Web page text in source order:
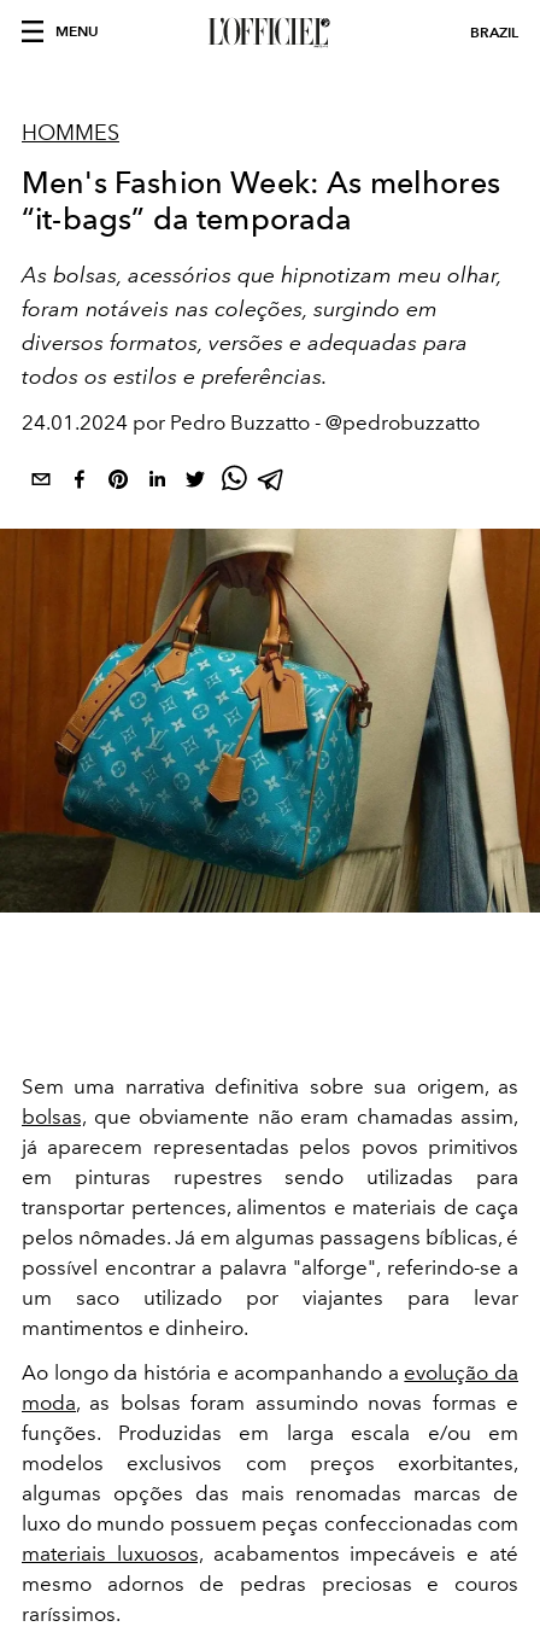
MENU BRAZIL
HOMMES
Men's Fashion Week: As melhores
“it-bags” da temporada
As bolsas, acessórios que hipnotizam meu olhar,
foram notáveis nas coleções, surgindo em
diversos formatos, versões e adequadas para
todos os estilos e preferências.
24.01.2024 por Pedro Buzzatto - @pedrobuzzatto
Sem uma narrativa definitiva sobre sua origem, as
bolsas, que obviamente não eram chamadas assim,
já aparecem representadas pelos povos primitivos
em pinturas rupestres sendo utilizadas para
transportar pertences, alimentos e materiais de caça
pelos nômades. Já em algumas passagens bíblicas, é
possível encontrar a palavra "alforge", referindo-se a
um saco utilizado por viajantes para levar
mantimentos e dinheiro.
Ao longo da história e acompanhando a evolução da
moda, as bolsas foram assumindo novas formas e
funções. Produzidas em larga escala e/ou em
modelos exclusivos com preços exorbitantes,
algumas opções das mais renomadas marcas de
luxo do mundo possuem peças confeccionadas com
materiais luxuosos,acabamentos impecáveis e até
mesmo adornos de pedras preciosas e couros
raríssimos.